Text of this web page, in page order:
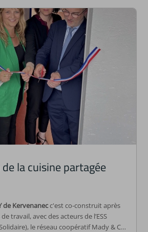
la cuisine partagée
de Kervenanecc'est co-construit après
travail, avec des acteurs de l’ESS
le réseau coopératif Mady & Co,